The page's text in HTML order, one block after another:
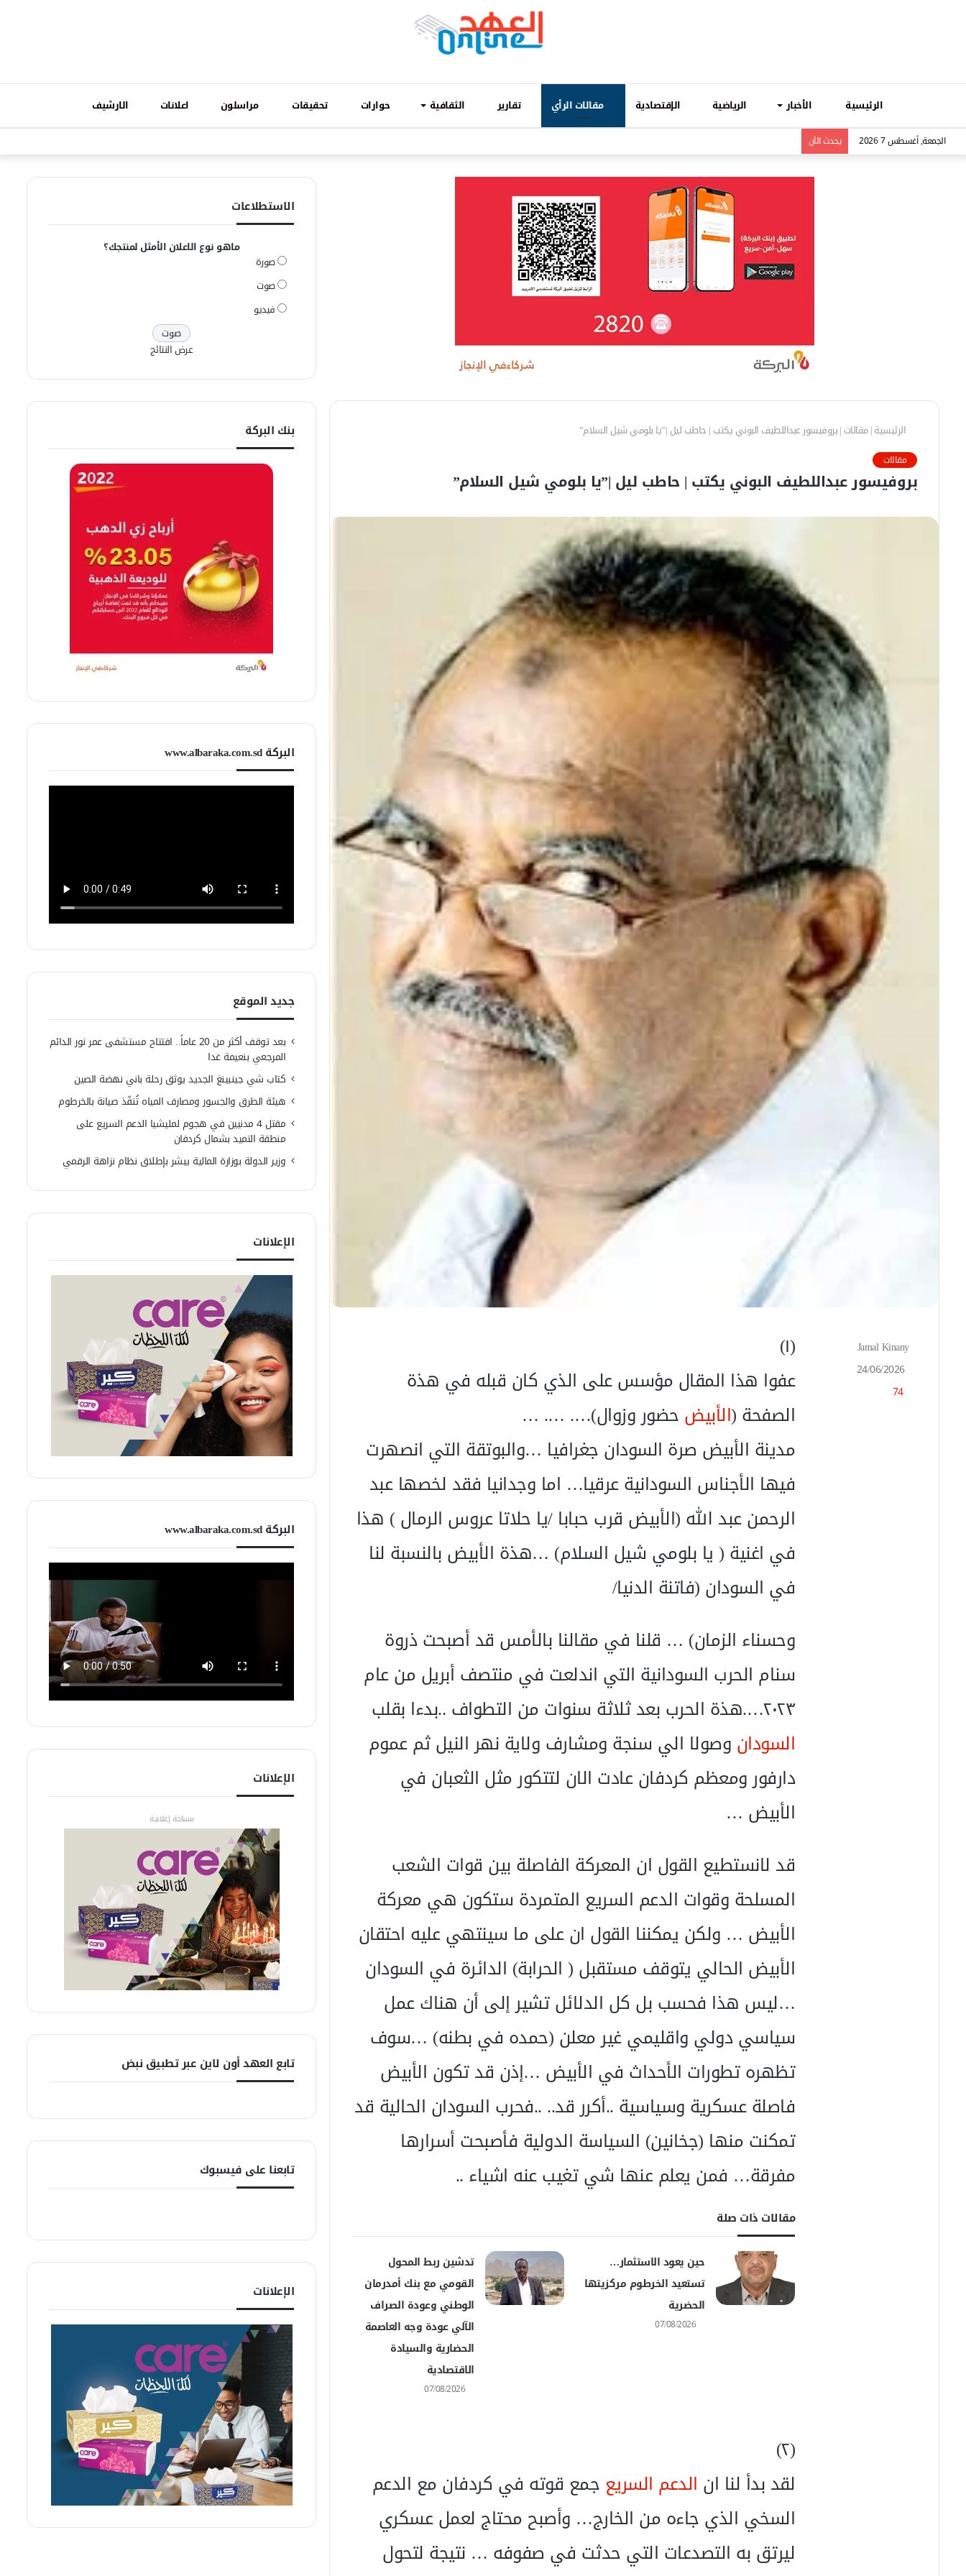
الرئيسية الأخبار الرياضية الإقتصادية مقالات الرأي تقارير الثقافية حوارات تحقيقات مراسلون اعلانات الارشيف
الجمعة, أغسطس 7 2026 يحدث الاَن
الرئيسية|مقالات |بروفيسور عبداللطيف البوني يكتب | حاطب ليل |”يا بلومي شيل السلام”
مقالات
بروفيسور عبداللطيف البوني يكتب | حاطب ليل |”يا بلومي شيل السلام”
(١)
عفوا هذا المقال مؤسس على الذي كان قبله في هذة
الصفحة (الأبيضحضور وزوال)…. …. …
مدينة الأبيض صرة السودان جغرافيا …والبوتقة التي انصهرت
فيها الأجناس السودانية عرقيا… اما وجدانيا فقد لخصها عبد
الرحمن عبد الله (الأبيض قرب حبابا /يا حلاتا عروس الرمال ) هذا
في اغنية ( يا بلومي شيل السلام) …هذة الأبيض بالنسبة لنا
في السودان (فاتنة الدنيا/
وحسناء الزمان) … قلنا في مقالنا بالأمس قد أصبحت ذروة
سنام الحرب السودانية التي اندلعت في منتصف أبريل من عام
٢٠٢٣….هذة الحرب بعد ثلاثة سنوات من التطواف ..بدءا بقلب
السودانوصولا الي سنجة ومشارف ولاية نهر النيل ثم عموم
دارفور ومعظم كردفان عادت الان لتتكور مثل الثعبان في
الأبيض …
قد لانستطيع القول ان المعركة الفاصلة بين قوات الشعب
المسلحة وقوات الدعم السريع المتمردة ستكون هي معركة
الأبيض … ولكن يمكننا القول ان على ما سينتهي عليه احتقان
الأبيض الحالي يتوقف مستقبل ( الحرابة) الدائرة في السودان
…ليس هذا فحسب بل كل الدلائل تشير إلى أن هناك عمل
سياسي دولي واقليمي غير معلن (حمده في بطنه) …سوف
تظهره تطورات الأحداث في الأبيض …إذن قد تكون الأبيض
فاصلة عسكرية وسياسية ..أكرر قد.. ..فحرب السودان الحالية قد
تمكنت منها (جخانين) السياسة الدولية فأصبحت أسرارها
مفرقة… فمن يعلم عنها شي تغيب عنه اشياء ..
مقالات ذات صلة
حين يعود الاستثمار…
تستعيد الخرطوم مركزيتها
الحضرية
07/08/2026
تدشين ربط المحول
القومي مع بنك أمدرمان
الوطني وعودة الصراف
الآلي عودة وجه العاصمة
الحضارية والسيادة
الاقتصادية
07/08/2026
(٢)
لقد بدأ لنا ان الدعم السريعجمع قوته في كردفان مع الدعم
السخي الذي جاءه من الخارج… وأصبح محتاج لعمل عسكري
ليرتق به التصدعات التي حدثت في صفوفه … نتيجة لتحول
Jamal Kinany
24/06/2026
74
الاستطلاعات
ماهو نوع الاعلان الأمثل لمنتجك؟
صورة
صوت
فيديو
عرض النتائج
بنك البركة
البركة www.albaraka.com.sd
جديد الموقع
بعد توقف أكثر من 20 عاماً.. افتتاح مستشفى عمر نور الدائم
المرجعي بنعيمة غدا
كتاب شي جينبينغ الجديد يوثق رحلة باني نهضة الصين
هيئة الطرق والجسور ومصارف المياه تُنفّذ صيانة بالخرطوم
مقتل 4 مدنيين في هجوم لمليشيا الدعم السريع على
منطقة التميد بشمال كردفان
وزير الدولة بوزارة المالية يبشر بإطلاق نظام نزاهة الرقمي
الإعلانات
البركة www.albaraka.com.sd
الإعلانات
مساحة إعلانية
تابع العهد أون لاين عبر تطبيق نبض
تابعنا على فيسبوك
الإعلانات